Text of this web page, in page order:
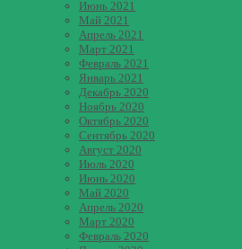
Июнь 2021
Май 2021
Апрель 2021
Март 2021
Февраль 2021
Январь 2021
Декабрь 2020
Ноябрь 2020
Октябрь 2020
Сентябрь 2020
Август 2020
Июль 2020
Июнь 2020
Май 2020
Апрель 2020
Март 2020
Февраль 2020